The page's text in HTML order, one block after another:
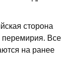
сторона
перемирия. Все
на ранее